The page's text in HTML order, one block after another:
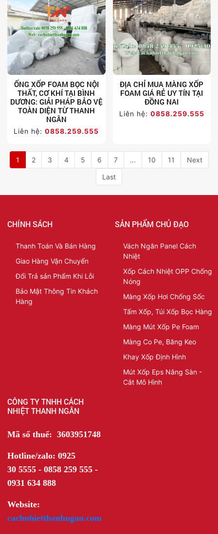
ỐNG XỐP FOAM BỌC NỘI
THẤT, CƠ KHÍ TẠI BÌNH
DƯƠNG: GIẢI PHÁP BẢO VỆ
TOÀN DIỆN TỪ THANH
NGÂN
Liên hệ:0858.259.555
ĐỊA CHỈ MUA MÀNG XỐP
FOAM GIÁ RẺ UY TÍN TẠI
ĐỒNG NAI
Liên hệ: 0858.259.555
1 2 3 4 5 6 7 ... 10 11 Next
Last
CHÍNH SÁCH
Thanh Toán Và Bán Hàng
Giao Hàng Vận Chuyển
Đổi Trả sản Phẩm Khi Lỗi
Bảo Mật Thông Tin Khách
Hàng
SẢN PHẨM CHỦ ĐẠO
Vách Ngăn Panel Cách
Nhiệt
Xốp Cách Nhiệt OPP Chống
Nóng
Màng Xốp Hơi Chống Sốc
Tấm Xốp, Túi Xốp Bọc Hàng
Màng Mút Xốp Pe Foam
Màng Co Pe, Băng Keo
Khay Xốp Định Hình
Mút Xốp Eps Nâng Sàn -
Cắt Mô Hình
CÔNG TY TNHH CÁCH
NHIỆT THANH NGÂN
Mã số thuế: 3603951748
Hotline/zalo: 0925
30 5555 - 0858 259 555 -
0931 634 888
Website:
cachnhietthanhngan.com